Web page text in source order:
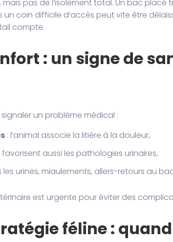
pas de l’isolement total. Un bac placé
coin difficile d’accès peut vite être
compte.
: un signe de
un problème médical :
: l’animal associe la litière à la douleur,
aussi les pathologies urinaires,
urines, miaulements, allers-retours au
est urgente pour éviter des
féline : quand